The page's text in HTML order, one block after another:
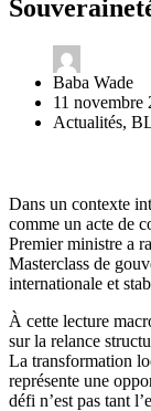
Baba Wade
11 novembre
Actualités,
Dans un contexte
comme un acte de
Premier ministre a
Masterclass de
internationale et
À cette lecture
sur la relance
La transformation
représente une
défi n’est pas tant